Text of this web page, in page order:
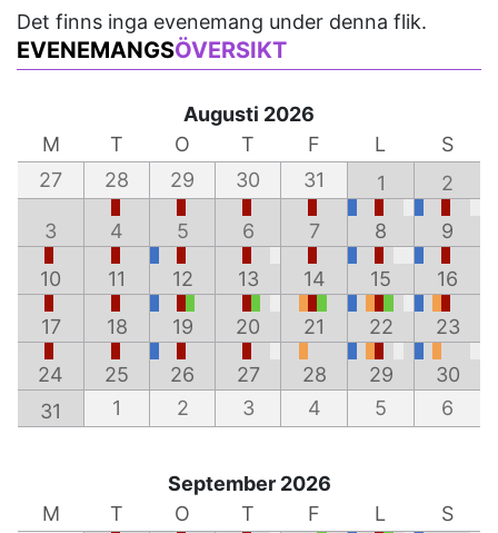
Det finns inga evenemang under denna flik.
EVENEMANGSÖVERSIKT
Augusti 2026
M
T O T F L
S
27
28 29 30 31 1 2
3 4 5 6 7 8 9
10 11 12 13 14 15 16
17 18 19 20 21 22 23
24 25 26 27 28 29
30
31
1 2 3 4 5 6
September 2026
M
T O T F L
S